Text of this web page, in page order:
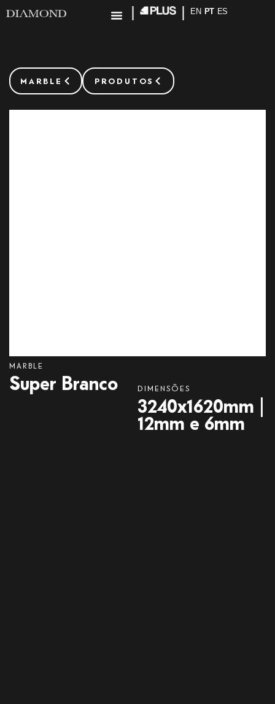
EN PT ES
MARBLE PRODUTOS
MARBLE
Super Branco DIMENSÕES
3240x1620mm |
12mm e 6mm